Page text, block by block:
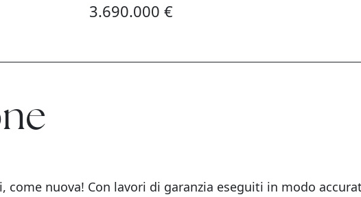
3.690.000 €
come nuova! Con lavori di garanzia eseguiti in modo